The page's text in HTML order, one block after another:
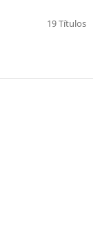
19 Títulos